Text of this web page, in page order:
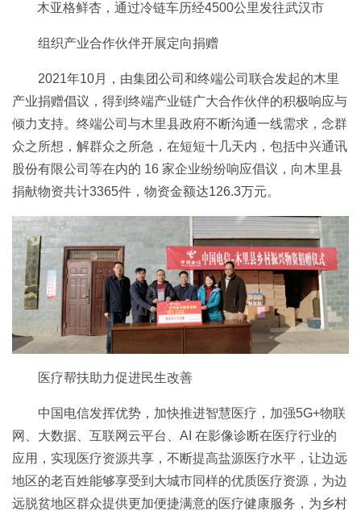
木亚格鲜杏，通过冷链车历经4500公里发往武汉市
组织产业合作伙伴开展定向捐赠
2021年10月，由集团公司和终端公司联合发起的木里
产业捐赠倡议，得到终端产业链广大合作伙伴的积极响应与
倾力支持。终端公司与木里县政府不断沟通一线需求，念群
众之所想，解群众之所急，在短短十几天内，包括中兴通讯
股份有限公司等在内的 16 家企业纷纷响应倡议，向木里县
捐献物资共计3365件，物资金额达126.3万元。
医疗帮扶助力促进民生改善
中国电信发挥优势，加快推进智慧医疗，加强5G+物联
网、大数据、互联网云平台、AI 在影像诊断在医疗行业的
应用，实现医疗资源共享，不断提高盐源医疗水平，让边远
地区的老百姓能够享受到大城市同样的优质医疗资源，为边
远脱贫地区群众提供更加便捷满意的医疗健康服务，为乡村